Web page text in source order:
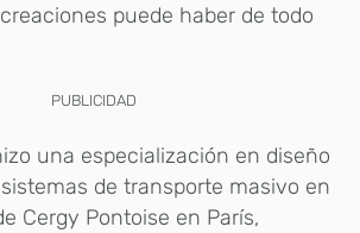
puede haber de todo
PUBLICIDAD
una especialización en diseño
de transporte masivo en
Cergy Pontoise en París,